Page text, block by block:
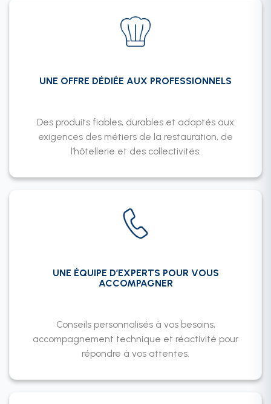
UNE OFFRE DÉDIÉE AUX PROFESSIONNELS
Des produits fiables, durables et adaptés aux
exigences des métiers de la restauration, de
l’hôtellerie et des collectivités.
UNE ÉQUIPE D’EXPERTS POUR VOUS
ACCOMPAGNER
Conseils personnalisés à vos besoins,
accompagnement technique et réactivité pour
répondre à vos attentes.